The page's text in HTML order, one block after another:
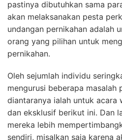
pastinya dibutuhkan sama
akan melaksanakan pesta
undangan pernikahan adalah
orang yang pilihan untuk
pernikahan.
Oleh sejumlah individu
mengurusi beberapa masalah
diantaranya ialah untuk
dan eksklusif berikut ini. Dan
mereka lebih
sendiri, misalkan saja karena